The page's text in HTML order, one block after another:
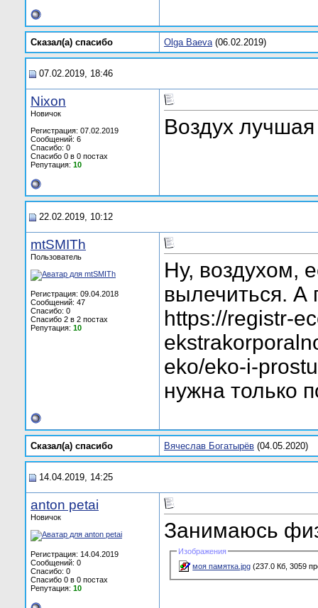
Сказал(а) cпасибо Olga Baeva(06.02.2019)
07.02.2019, 18:46
Nixon
Новичок
Регистрация: 07.02.2019
Сообщений: 6
Спасибо: 0
Спасибо 0 в 0 постах
Репутация: 10
Воздух
22.02.2019, 10:12
mtSMITh
Пользователь
Регистрация: 09.04.2018
Сообщений: 47
Спасибо: 0
Спасибо 2 в 2 постах
Репутация: 10
Ну, воздухом,
вылечиться. А
https://registr-
eko/eko-i-
нужна только
Сказал(а) cпасибо Вячеслав Богатырёв (04.05.2020)
14.04.2019, 14:25
anton petai
Новичок
Регистрация: 14.04.2019
Сообщений: 0
Спасибо: 0
Спасибо 0 в 0 постах
Репутация: 10
Занимаюсь
Изображения
моя памятка.jpg (237.0 Кб, 3059